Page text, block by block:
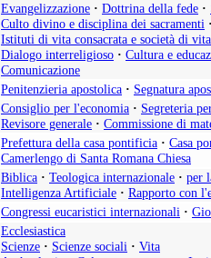
Evangelizzazione · Dottrina della fede ·
Culto divino e disciplina dei sacramenti
Istituti di vita consacrata e società di
Dialogo interreligioso · Cultura e
Comunicazione
Penitenzieria apostolica · Segnatura
Consiglio per l'economia · Segreteria
Revisore generale · Commissione di
Prefettura della casa pontificia · Casa
Camerlengo di Santa Romana Chiesa
Biblica · Teologica internazionale · per
Intelligenza Artificiale · Rapporto con
Congressi eucaristici internazionali ·
Ecclesiastica
Scienze · Scienze sociali · Vita